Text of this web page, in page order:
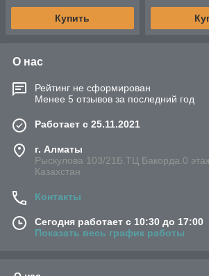
Купить
О нас
Рейтинг не сформирован
Менее 5 отзывов за последний год
Работает с 25.11.2021
г. Алматы
Рыскулова 103/21Б.ТЦ Бакорда.0
Казахстан
Контакты
Сегодня работает с 10:30 до 17:00
Показать весь график работы